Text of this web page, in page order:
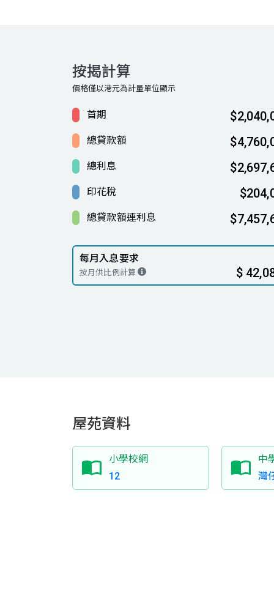
按揭計算
價格僅以港元為計量單位顯示
首期
總貸款額
總利息
印花稅
總貸款額連利息
每月入息要求
按月供比例計算 $
屋苑資料
小學校網
12
中
灣